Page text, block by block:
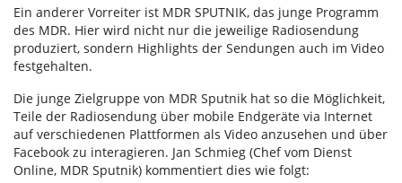
Ein anderer Vorreiter ist MDR SPUTNIK, das junge Programm
des MDR. Hier wird nicht nur die jeweilige Radiosendung
produziert, sondern Highlights der Sendungen auch im Video
festgehalten.
Die junge Zielgruppe von MDR Sputnik hat so die Möglichkeit,
Teile der Radiosendung über mobile Endgeräte via Internet
auf verschiedenen Plattformen als Video anzusehen und über
Facebook zu interagieren. Jan Schmieg (Chef vom Dienst
Online, MDR Sputnik) kommentiert dies wie folgt: